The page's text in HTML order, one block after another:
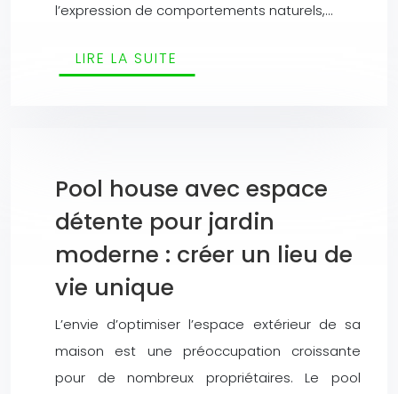
l’expression de comportements naturels,…
LIRE LA SUITE
Pool house avec espace
détente pour jardin
moderne : créer un lieu de
vie unique
L’envie d’optimiser l’espace extérieur de sa
maison est une préoccupation croissante
pour de nombreux propriétaires. Le pool